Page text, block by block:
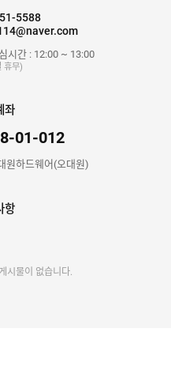
5588
시간 : 12:00 ~ 13:00
휴무)
좌
01-012
원하드웨어(오대원)
항
시물이 없습니다.